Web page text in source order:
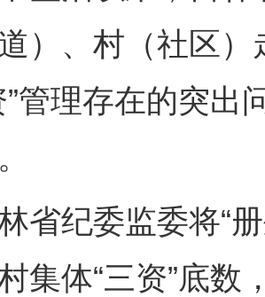
）、村（社区
”管理存在的突出
纪委监委将“册
集体“三资”底